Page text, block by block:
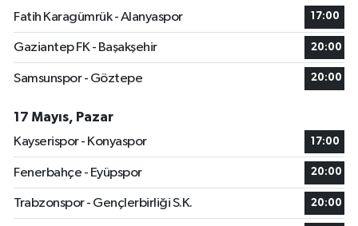
Fatih Karagümrük - Alanyaspor
17:00
Gaziantep FK - Başakşehir 20:00
Samsunspor - Göztepe 20:00
17 Mayıs, Pazar
Kayserispor - Konyaspor
17:00
Fenerbahçe - Eyüpspor 20:00
Trabzonspor - Gençlerbirliği S.K. 20:00